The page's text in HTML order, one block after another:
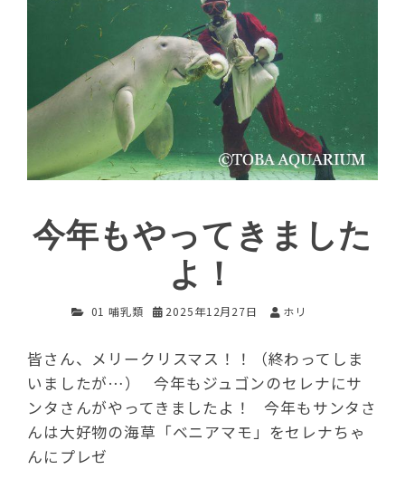
今年もやってきました
よ！
01 哺乳類 2025年12月27日 ホリ
皆さん、メリークリスマス！！（終わってしま
いましたが…） 今年もジュゴンのセレナにサ
ンタさんがやってきましたよ！ 今年もサンタさ
んは大好物の海草「ベニアマモ」をセレナちゃ
んにプレゼ